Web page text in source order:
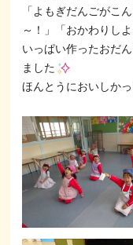
「よもぎだんごがこ
～！」「おかわりし
いっぱい作ったおだ
ました
ほんとうにおいしか